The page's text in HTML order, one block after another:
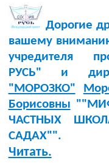
Дорогие
вашему
учредителя
РУСЬ" и
"МОРОЗКО"
Борисовны
ЧАСТНЫХ
САДАХ"".
Читать.